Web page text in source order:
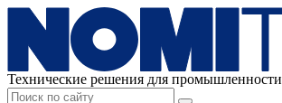
Технические решения для промышленности